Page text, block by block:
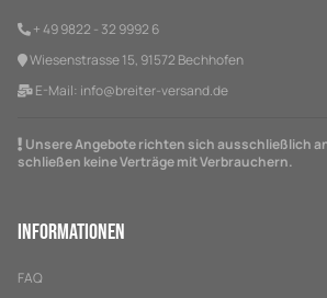
+ 49 9822 - 32 9992 6
Wiesenstrasse 15, 91572 Bechhofen
E-Mail: info@breiter-versand.de
Unsere Angebote richten sich ausschließlich
schließen keine Verträge mit Verbrauchern.
Informationen
FAQ